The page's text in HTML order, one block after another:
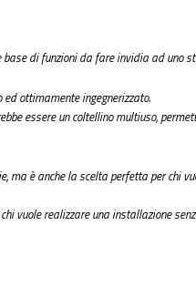
base di funzioni da fare invidia ad
ottimamente ingegnerizzato.
essere un coltellino multiuso,
è anche la scelta perfetta per chi
vuole realizzare una installazione